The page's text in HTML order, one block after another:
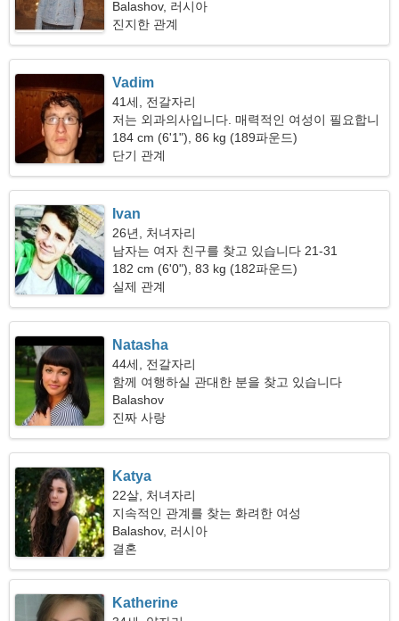
Balashov, 러시아
진지한 관계
Vadim
41세, 전갈자리
저는 외과의사입니다. 매력적인 여성이 필요합니
다
184 cm (6'1"), 86 kg (189파운드)
단기 관계
Ivan
26년, 처녀자리
남자는 여자 친구를 찾고 있습니다 21-31
182 cm (6'0"), 83 kg (182파운드)
실제 관계
Natasha
44세, 전갈자리
함께 여행하실 관대한 분을 찾고 있습니다
Balashov
진짜 사랑
Katya
22살, 처녀자리
지속적인 관계를 찾는 화려한 여성
Balashov, 러시아
결혼
Katherine